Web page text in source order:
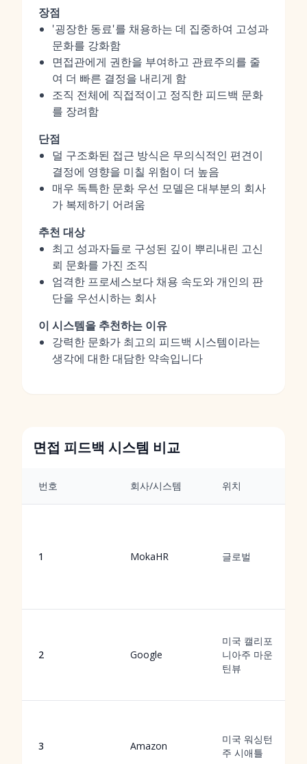
장점
'굉장한 동료'를 채용하는 데 집중하여 고성과
문화를 강화함
면접관에게 권한을 부여하고 관료주의를 줄
여 더 빠른 결정을 내리게 함
조직 전체에 직접적이고 정직한 피드백 문화
를 장려함
단점
덜 구조화된 접근 방식은 무의식적인 편견이
결정에 영향을 미칠 위험이 더 높음
매우 독특한 문화 우선 모델은 대부분의 회사
가 복제하기 어려움
추천 대상
최고 성과자들로 구성된 깊이 뿌리내린 고신
뢰 문화를 가진 조직
엄격한 프로세스보다 채용 속도와 개인의 판
단을 우선시하는 회사
이 시스템을 추천하는 이유
강력한 문화가 최고의 피드백 시스템이라는
생각에 대한 대담한 약속입니다
면접 피드백 시스템 비교
번호 회사/시스템 위치
1 MokaHR 글로벌
2 Google
미국 캘리포
니아주 마운
틴뷰
3 Amazon
미국 워싱턴
주 시애틀